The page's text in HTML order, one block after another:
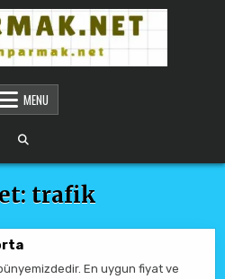
MENU
trafik
En uygun fiyat ve